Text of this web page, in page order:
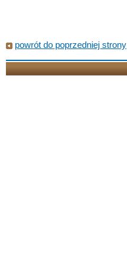
powrót do poprzedniej strony